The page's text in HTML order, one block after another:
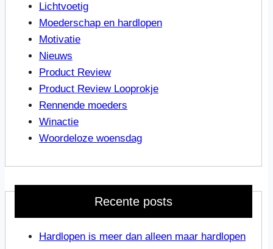
Lichtvoetig
Moederschap en hardlopen
Motivatie
Nieuws
Product Review
Product Review Looprokje
Rennende moeders
Winactie
Woordeloze woensdag
Recente posts
Hardlopen is meer dan alleen maar hardlopen